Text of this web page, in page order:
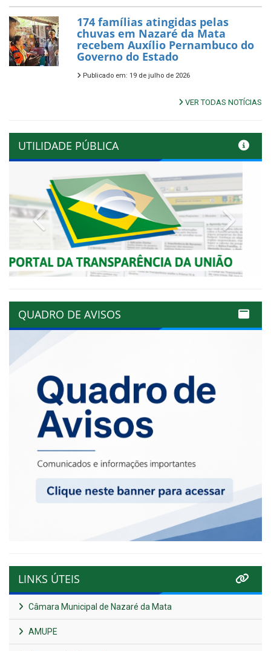
174 famílias atingidas pelas
chuvas em Nazaré da Mata
recebem Auxílio Pernambuco do
Governo do Estado
Publicado em: 19 de julho de 2026
VER TODAS NOTÍCIAS
UTILIDADE PÚBLICA
Previous
QUADRO DE AVISOS
LINKS ÚTEIS
Câmara Municipal de Nazaré da Mata
AMUPE